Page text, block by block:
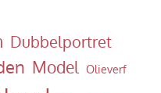
Dubbelportret
Model Olieverf